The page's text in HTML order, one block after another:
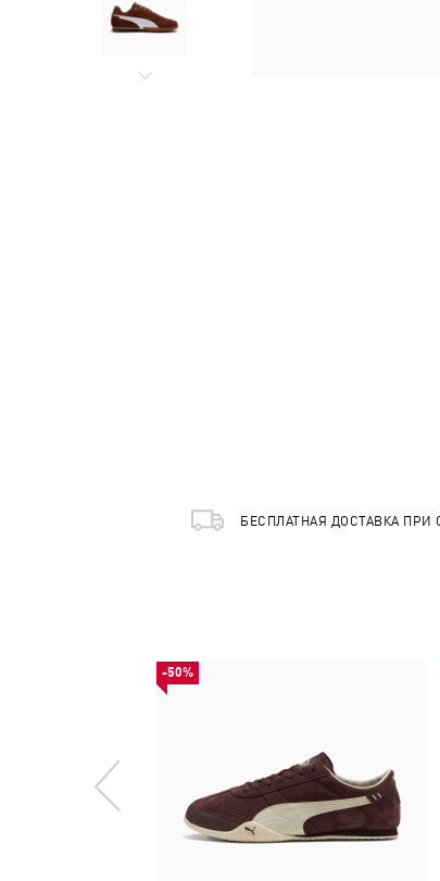
БЕСПЛАТНАЯ ДОСТАВКА ПРИ
-50%